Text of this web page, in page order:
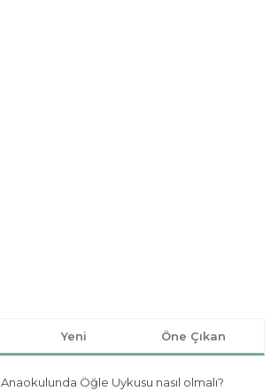
Yeni Öne Çıkan
Anaokulunda Öğle Uykusu nasıl olmalı?